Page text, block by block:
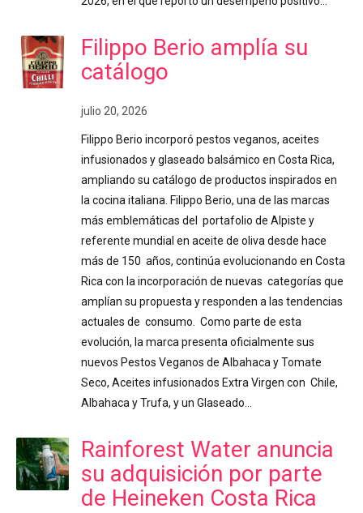
Filippo Berio amplía su
catálogo
julio 20, 2026
Filippo Berio incorporó pestos veganos, aceites
infusionados y glaseado balsámico en Costa Rica,
ampliando su catálogo de productos inspirados en
la cocina italiana. Filippo Berio, una de las marcas
más emblemáticas del portafolio de Alpiste y
referente mundial en aceite de oliva desde hace
más de 150 años, continúa evolucionando en Costa
Rica con la incorporación de nuevas categorías que
amplían su propuesta y responden a las tendencias
actuales de consumo. Como parte de esta
evolución, la marca presenta oficialmente sus
nuevos Pestos Veganos de Albahaca y Tomate
Seco, Aceites infusionados Extra Virgen con Chile,
Albahaca y Trufa, y un Glaseado…
Rainforest Water anuncia
su adquisición por parte
de Heineken Costa Rica